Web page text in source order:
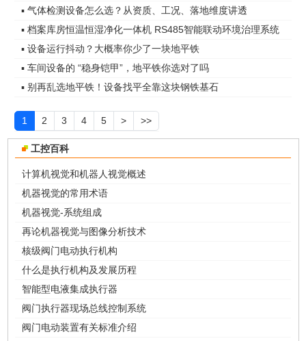
▪ 气体检测设备怎么选？从资质、工况、落地维度讲透
▪ 档案库房恒温恒湿净化一体机 RS485智能联动环境治理系统
▪ 设备运行抖动？大概率你少了一块地平铁
▪ 车间设备的 “稳身铠甲”，地平铁你选对了吗
▪ 别再乱选地平铁！设备找平全靠这块钢铁基石
1 2 3 4 5 > >>
工控百科
计算机视觉和机器人视觉概述
机器视觉的常用术语
机器视觉-系统组成
再论机器视觉与图像分析技术
核级阀门电动执行机构
什么是执行机构及发展历程
智能型电液集成执行器
阀门执行器现场总线控制系统
阀门电动装置有关标准介绍